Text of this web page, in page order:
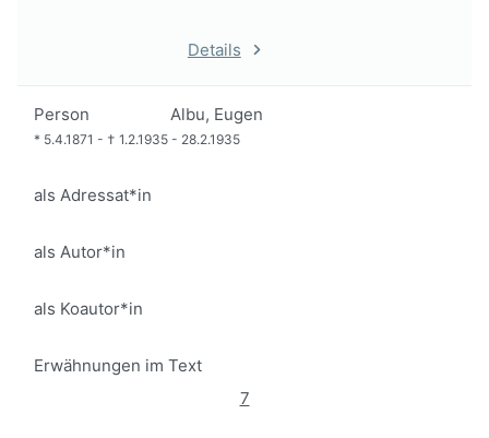
Details
Person Albu, Eugen
* 5.4.1871 - † 1.2.1935 - 28.2.1935
als Adressat*in
als Autor*in
als Koautor*in
Erwähnungen im Text
7